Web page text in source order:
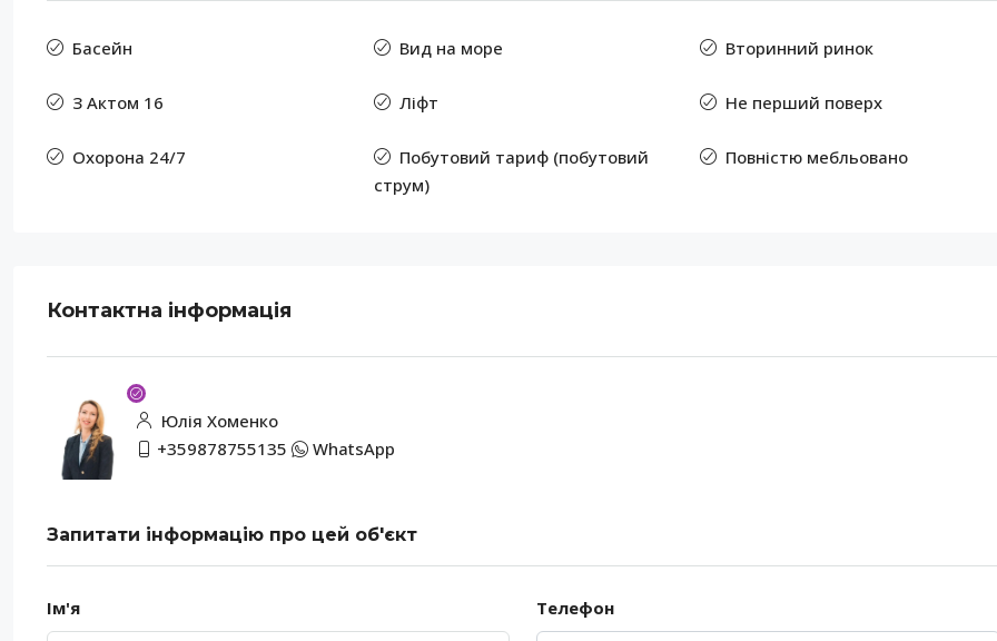
Басейн Вид на море Вторинний ринок
З Актом 16 Ліфт Не перший поверх
Охорона 24/7
Побутовий тариф (побутовий
струм)
Повністю мебльовано
Контактна інформація
Юлія Хоменко
+359878755135
WhatsApp
Запитати інформацію про цей об'єкт
Ім'я Телефон